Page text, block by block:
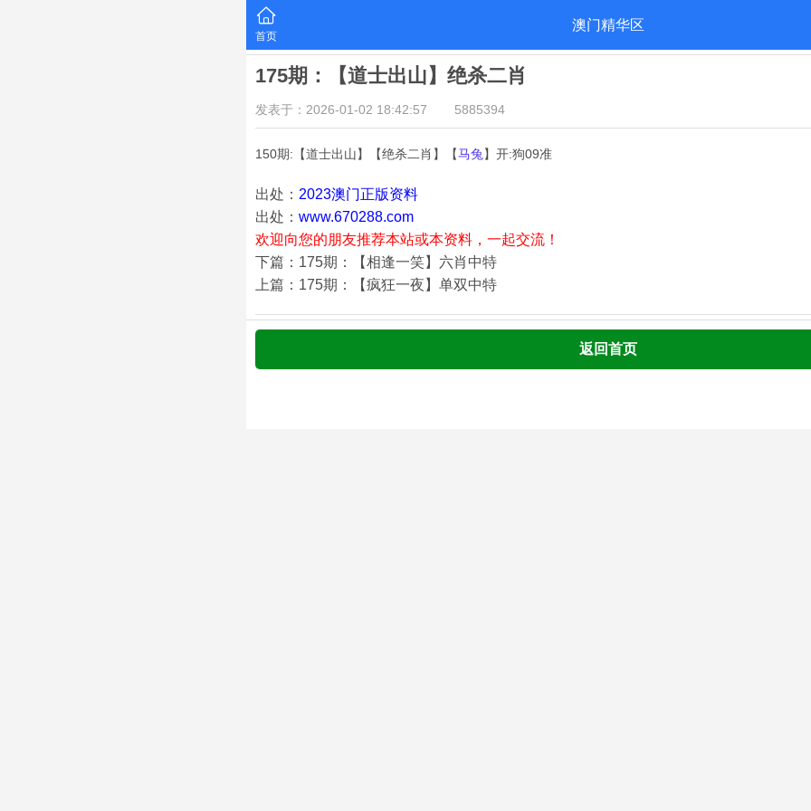
首页
澳门精华区
175期：【道士出山】绝杀二肖
发表于：2026-01-02 18:42:57 5885394
150期:【道士出山】【绝杀二肖】【马兔 】开:狗09准
出处： 2023澳门正版资料
出处： www.670288.com
欢迎向您的朋友推荐本站或本资料，一起交流！
下篇：175期：【相逢一笑】六肖中特
上篇：175期：【疯狂一夜】单双中特
返回首页